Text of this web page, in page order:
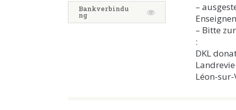
Bankverbindu
ng
–
– Bitte
:
DKL
Léon-sur-